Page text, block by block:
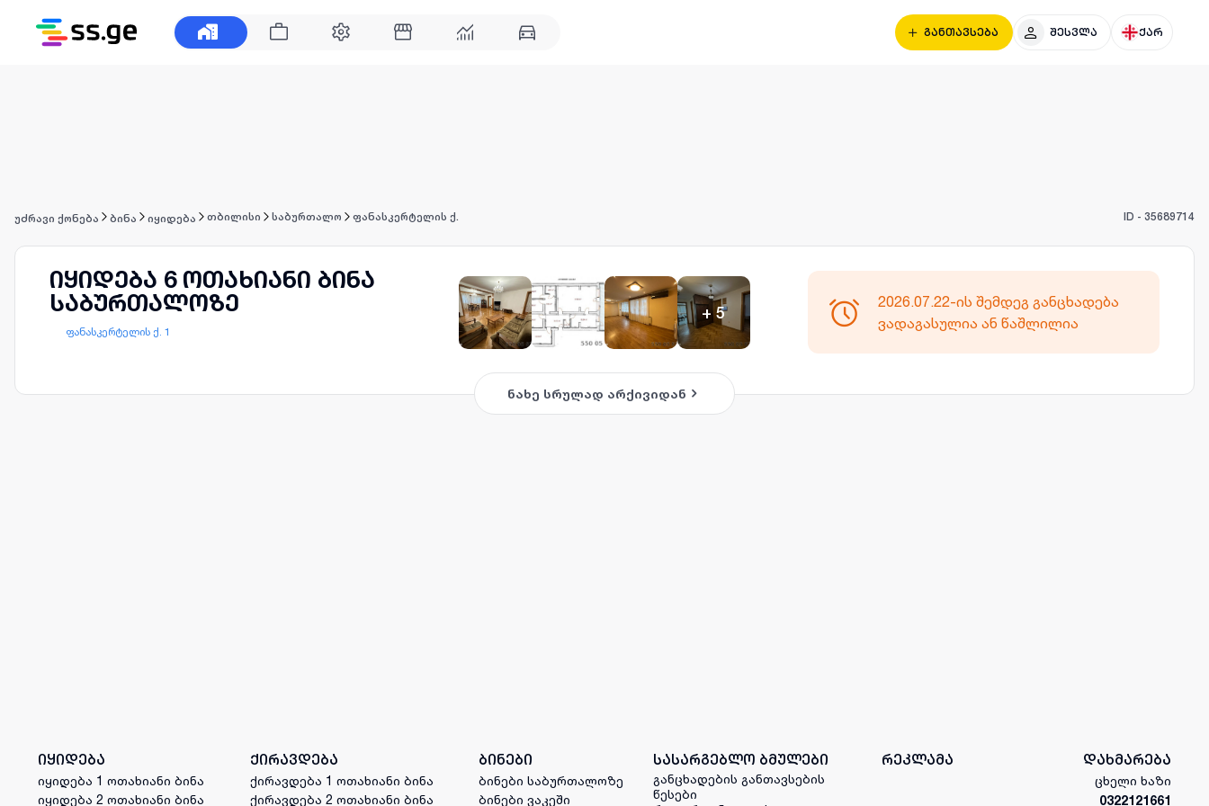
განთავსება შესვლა ქარ
უძრავი ქონება ბინა იყიდება თბილისი საბურთალო ფანასკერტელის ქ. ID - 35689714
იყიდება 6 ოთახიანი ბინა
საბურთალოზე
ფანასკერტელის ქ. 1
+5
2026.07.22-ის შემდეგ განცხადება
ვადაგასულია ან წაშლილია
ნახე სრულად არქივიდან
იყიდება
იყიდება 1 ოთახიანი ბინა
იყიდება 2 ოთახიანი ბინა
ქირავდება
ქირავდება 1 ოთახიანი ბინა
ქირავდება 2 ოთახიანი ბინა
ბინები
ბინები საბურთალოზე
ბინები ვაკეში
სასარგებლო ბმულები
განცხადების განთავსების
წესები
რეკლამა დახმარება
ცხელი ხაზი
0322121661